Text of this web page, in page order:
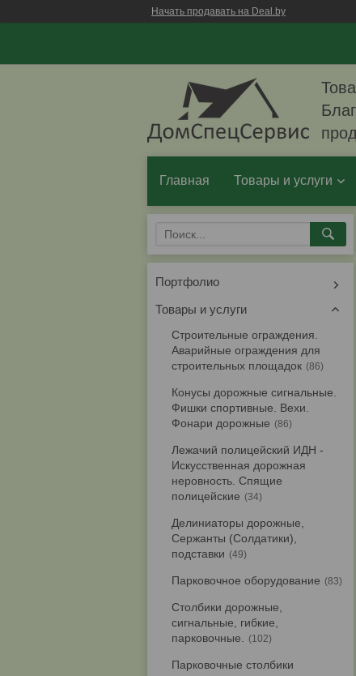
Начать продавать на Deal.by
Главная Товары и услуги
Портфолио
Товары и услуги
Строительные ограждения.
Аварийные ограждения для
строительных площадок
86
Конусы дорожные сигнальные.
Фишки спортивные. Вехи.
Фонари дорожные
86
Лежачий полицейский ИДН -
Искусственная дорожная
неровность. Спящие
полицейские
34
Делиниаторы дорожные,
Сержанты (Солдатики),
подставки
49
Парковочное оборудование 83
Столбики дорожные,
сигнальные, гибкие,
парковочные.
102
Парковочные столбики